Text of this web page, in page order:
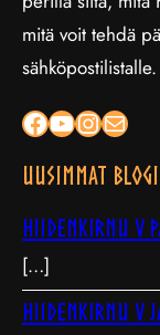
mitä voit tehdä
sähköpostilistalle.
Facebook YouTube InstagramSähköposti
Uusimmat
Hiidenkirnu V
[…]
Hiidenkirnu V